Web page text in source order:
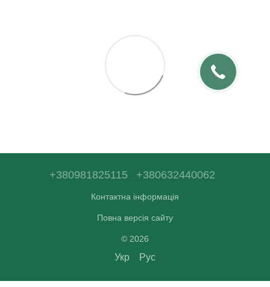
+380981825115 +380632440062
Контактна інформація
Повна версія сайту
© 2026
Укр Рус